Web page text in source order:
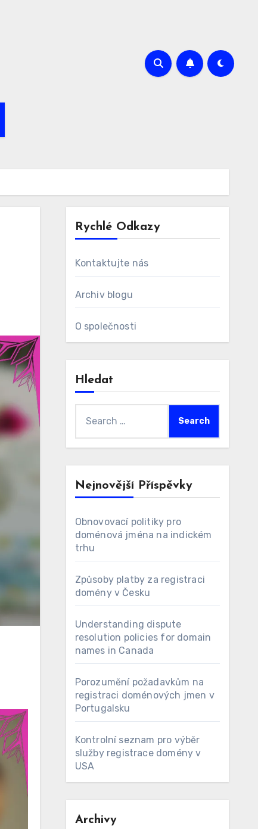
Rychlé Odkazy
Kontaktujte nás
Archiv blogu
O společnosti
Hledat
for:
Nejnovější Příspěvky
Obnovovací politiky pro
doménová jména na indickém
trhu
Způsoby platby za registraci
domény v Česku
Understanding dispute
resolution policies for domain
names in Canada
Porozumění požadavkům na
registraci doménových jmen v
Portugalsku
Kontrolní seznam pro výběr
služby registrace domény v
USA
Archivy